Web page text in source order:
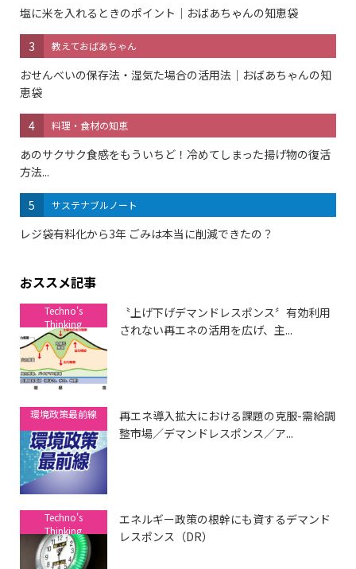
塩に米を入れるときのポイント｜おばあちゃんの知恵袋
3 教えておばあちゃん
おせんべいの保存法・湿気た場合の活用法｜おばあちゃんの知
恵袋
4 料理・食材の知恵
あのサクサク食感をもういちど！冷めてしまった揚げ物の復活
方法...
5 サステナブルノート
レジ袋有料化から3年 ごみは本当に削減できたの？
おススメ記事
Techno's
Thinking
〝上げ下げデマンドレスポンス〞有効利用
されない再エネの活用を広げ、主...
環境政策最前線
再エネ導入拡大における課題の克服-需給調
整市場／デマンドレスポンス／ア...
Techno's
Thinking
エネルギー政策の根幹にも資するデマンド
レスポンス（DR）